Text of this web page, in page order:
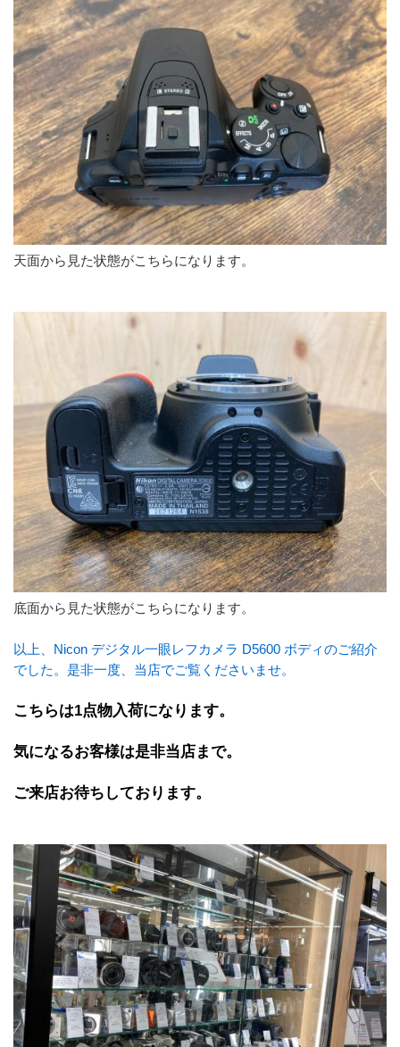
天面から見た状態がこちらになります。
底面から見た状態がこちらになります。
以上、Nicon デジタル一眼レフカメラ D5600 ボディのご紹介
でした。是非一度、当店でご覧くださいませ。
こちらは1点物入荷になります。
気になるお客様は是非当店まで。
ご来店お待ちしております。